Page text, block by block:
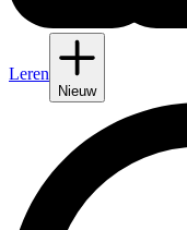
Leren
Nieuw